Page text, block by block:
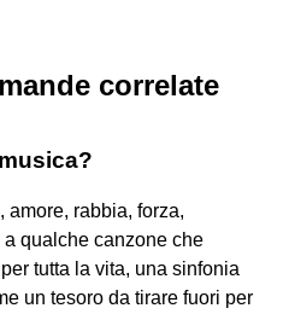
correlate
amore, rabbia, forza,
qualche canzone che
tutta la vita, una sinfonia
un tesoro da tirare fuori per